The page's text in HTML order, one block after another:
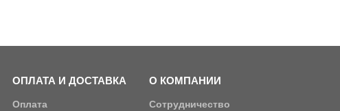
ОПЛАТА И ДОСТАВКА
Оплата
О КОМПАНИИ
Сотрудничество